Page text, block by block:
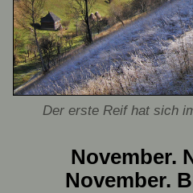
Der erste Reif hat sich
November.
November.